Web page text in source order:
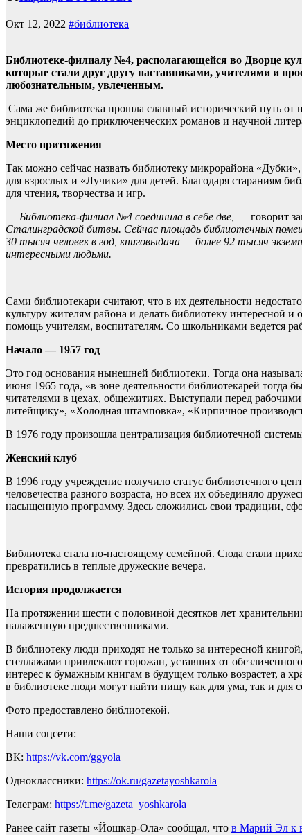
Окт 12, 2022 #библиотека
Библиотеке-филиалу №4, располагающейся во Дворце
которые стали друг другу наставниками, учителями и
любознательным, увлеченным.
Сама же библиотека прошла славный исторический путь
энциклопедий до приключенческих романов и научной
Место притяжения
Так можно сейчас назвать библиотеку микрорайона
для взрослых и «Лучики» для детей. Благодаря стараниям
для чтения, творчества и игр.
— Библиотека-филиал №4 соединила в себе две, — говорит
Сталинградской битвы. Сейчас площадь библиотечных
30 тысяч человек в год, книговыдача — более 92 тысяч
интересными людьми.
Сами библиотекари считают, что в их деятельности
культуру жителям района и делать библиотеку интересной
помощь учителям, воспитателям. Со школьниками ведется
Начало — 1957 год
Это год основания нынешней библиотеки. Тогда она
июня 1965 года, «в зоне деятельности библиотекарей тогда
читателями в цехах, общежитиях. Выступали перед
литейщику», «Холодная штамповка», «Кирпичное
В 1976 году произошла централизация библиотечной
Женский клуб
В 1996 году учреждение получило статус библиотечного
человечества разного возраста, но всех их объединяло
насыщенную программу. Здесь сложились свои традиции,
Библиотека стала по-настоящему семейной. Сюда стали
превратились в теплые дружеские вечера.
История продолжается
На протяжении шести с половиной десятков лет
налаженную предшественниками.
В библиотеку люди приходят не только за интересной
стеллажами привлекают горожан, уставших от
интерес к бумажным книгам в будущем только возрастет, а
в библиотеке люди могут найти пищу как для ума, так и для
Фото предоставлено библиотекой.
Наши соцсети:
ВК: https://vk.com/ggyola
Одноклассники: https://ok.ru/gazetayoshkarola
Телеграм: https://t.me/gazeta_yoshkarola
Ранее сайт газеты «Йошкар-Ола» сообщал, что в Марий Эл к